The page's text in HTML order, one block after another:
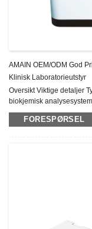
AMAIN OEM/ODM God
Klinisk Laboratorieutstyr
Oversikt Viktige detaljer
biokjemisk
Opprinnelsessted: Kina
ettersalgsservice: På...
FORESPØRSEL